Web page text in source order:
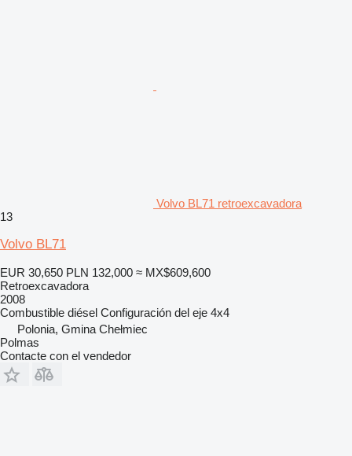
Volvo BL71 retroexcavadora
13
Volvo BL71
EUR 30,650 PLN 132,000 ≈ MX$609,600
Retroexcavadora
2008
Combustible diésel Configuración del eje 4x4
Polonia, Gmina Chełmiec
Polmas
Contacte con el vendedor